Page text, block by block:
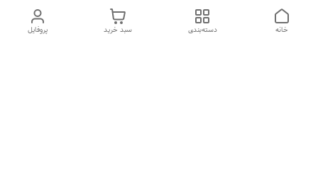
پروفایل سبد خرید دسته‌بندی خانه